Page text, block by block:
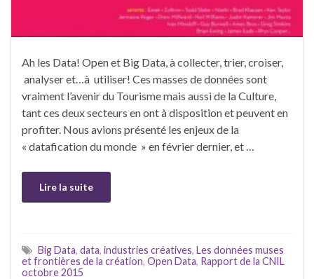
Ah les Data! Open et Big Data, à collecter, trier, croiser,
analyser et…à utiliser! Ces masses de données sont
vraiment l’avenir du Tourisme mais aussi de la Culture,
tant ces deux secteurs en ont à disposition et peuvent en
profiter. Nous avions présenté les enjeux de la
« datafication du monde » en février dernier, et …
Lire la suite
Big Data, data, industries créatives, Les données muses
et frontières de la création, Open Data, Rapport de la CNIL
octobre 2015